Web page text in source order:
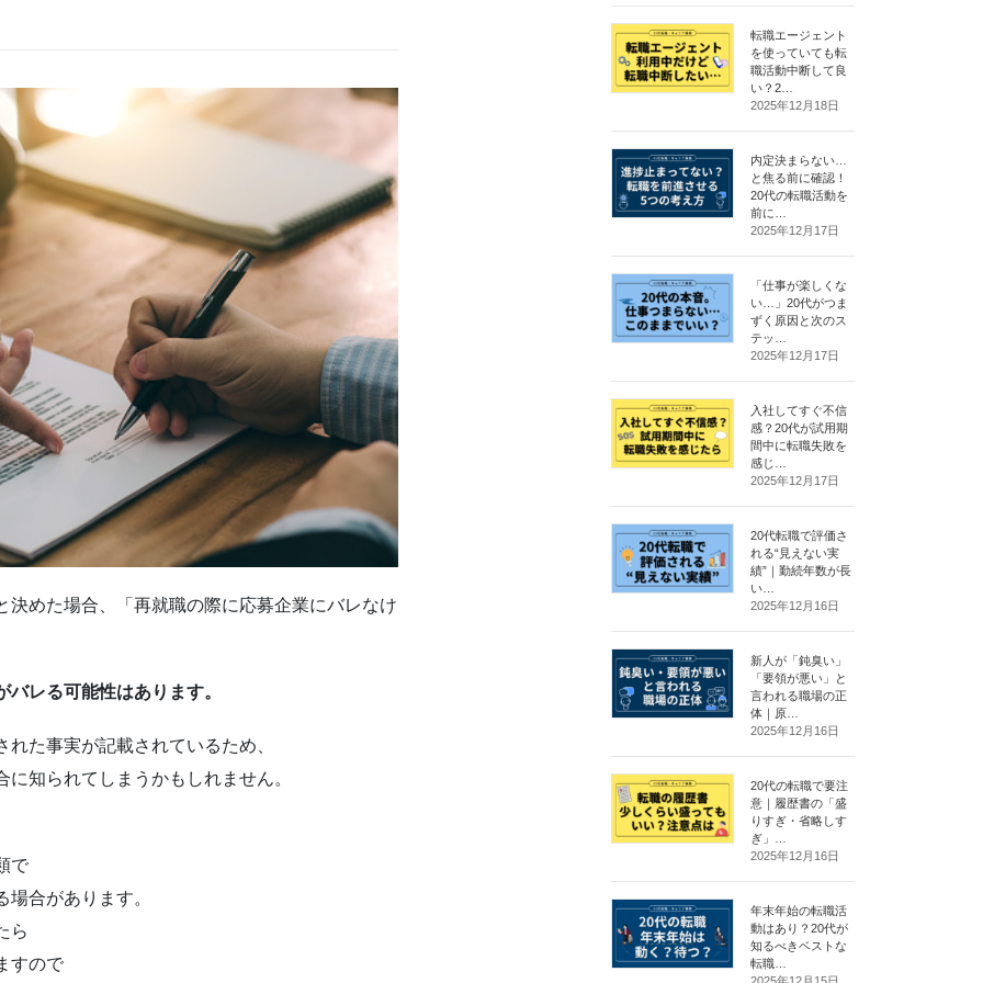
めた場合、「再就職の際に応募企業にバレなけ
レる可能性はあります。
た事実が記載されているため、
知られてしまうかもしれません。
で
合があります。
ら
すので
転職エージェント
を使っていても転
職活動中断して良
い？2…
2025年12月18日
内定決まらない…
と焦る前に確認！
20代の転職活動を
前に…
2025年12月17日
「仕事が楽しくな
い…」20代がつま
ずく原因と次のス
テッ…
2025年12月17日
入社してすぐ不信
感？20代が試用期
間中に転職失敗を
感じ…
2025年12月17日
20代転職で評価さ
れる“見えない実
績”｜勤続年数が長
い…
2025年12月16日
新人が「鈍臭い」
「要領が悪い」と
言われる職場の正
体｜原…
2025年12月16日
20代の転職で要注
意｜履歴書の「盛
りすぎ・省略しす
ぎ」…
2025年12月16日
年末年始の転職活
動はあり？20代が
知るべきベストな
転職…